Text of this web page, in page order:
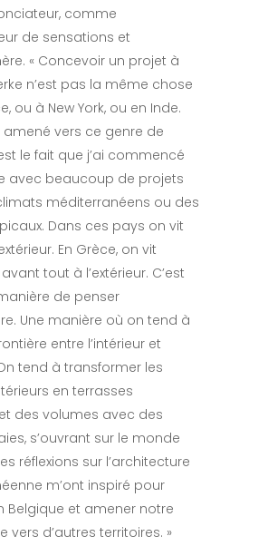
comme
de sensations et
« Concevoir un projet à
n’est pas la même chose
ou à New York, ou en Inde.
amené vers ce genre de
le fait que j’ai commencé
avec beaucoup de projets
méditerranéens ou des
Dans ces pays on vit
En Grèce, on vit
tout à l’extérieur. C’est
de penser
Une manière où on tend à
entre l’intérieur et
tend à transformer les
en terrasses
des volumes avec des
s’ouvrant sur le monde
réflexions sur l’architecture
m’ont inspiré pour
Belgique et amener notre
vers d’autres territoires. »